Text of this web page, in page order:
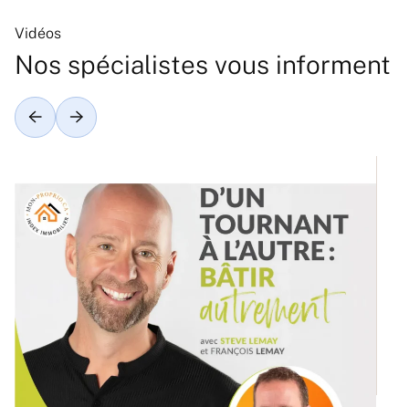
Vidéos
Nos spécialistes vous informent